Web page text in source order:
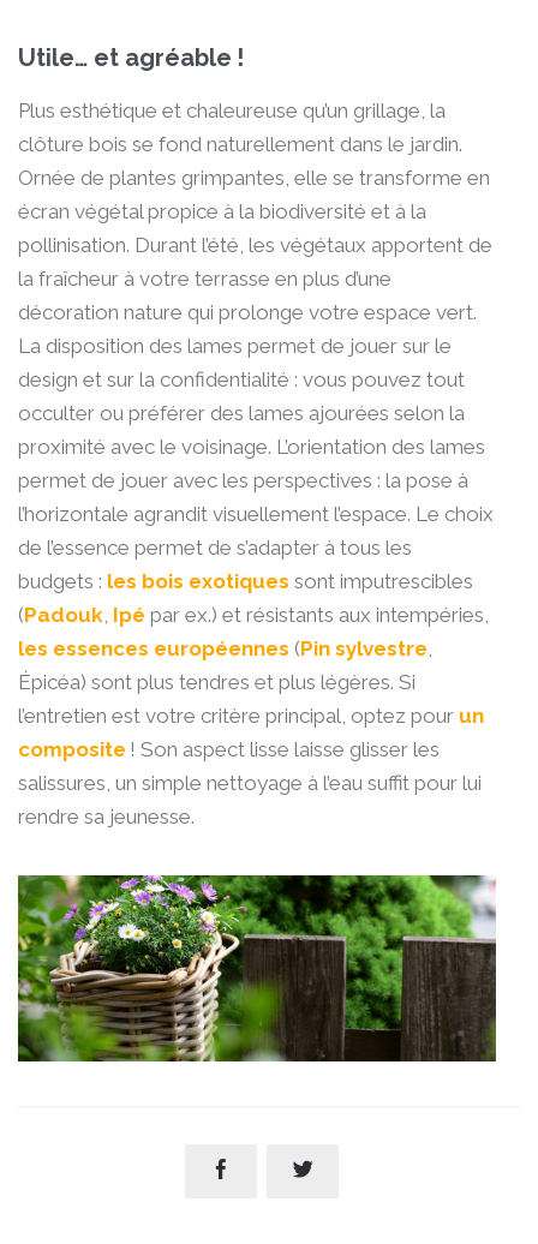
Utile… et agréable !
Plus esthétique et chaleureuse qu’un grillage, la
clôture bois se fond naturellement dans le jardin.
Ornée de plantes grimpantes, elle se transforme en
écran végétal propice à la biodiversité et à la
pollinisation. Durant l’été, les végétaux apportent de
la fraîcheur à votre terrasse en plus d’une
décoration nature qui prolonge votre espace vert.
La disposition des lames permet de jouer sur le
design et sur la confidentialité : vous pouvez tout
occulter ou préférer des lames ajourées selon la
proximité avec le voisinage. L’orientation des lames
permet de jouer avec les perspectives : la pose à
l’horizontale agrandit visuellement l’espace. Le choix
de l’essence permet de s’adapter à tous les
budgets : les bois exotiques sont imputrescibles
(Padouk, Ipé par ex.) et résistants aux intempéries,
les essences européennes (Pin sylvestre,
Épicéa) sont plus tendres et plus légères. Si
l’entretien est votre critère principal, optez pour un
composite ! Son aspect lisse laisse glisser les
salissures, un simple nettoyage à l’eau suffit pour lui
rendre sa jeunesse.
 